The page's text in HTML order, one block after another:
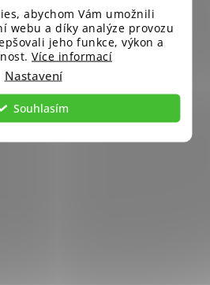
abychom Vám umožnili
webu a díky analýze provozu
jeho funkce, výkon a
Více informací
Nastavení
Souhlasím